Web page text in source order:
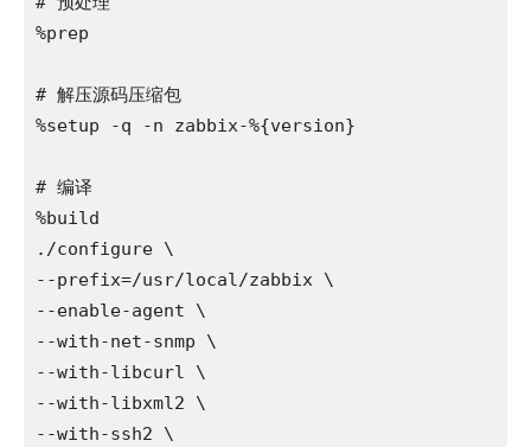
%prep
# 解压源码压缩包
%setup -q -n zabbix-%{version}
# 编译
%build
./configure \
--prefix=/usr/local/zabbix \
--enable-agent \
--with-net-snmp \
--with-libcurl \
--with-libxml2 \
--with-ssh2 \